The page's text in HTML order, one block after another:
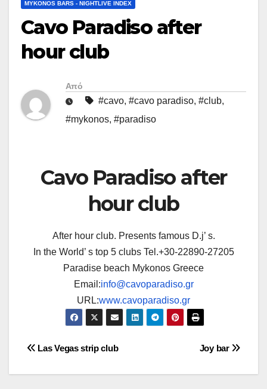
MYKONOS BARS - NIGHTLIVE INDEX
Cavo Paradiso after
hour club
Από
#cavo, #cavo paradiso, #club,
#mykonos, #paradiso
Cavo Paradiso after
hour club
After hour club. Presents famous D.j’ s.
In the World’ s top 5 clubs Tel.+30-22890-27205
Paradise beach Mykonos Greece
Email:info@cavoparadiso.gr
URL:www.cavoparadiso.gr
Πλοήγηση
άρθρων
Joy bar
Las Vegas strip club